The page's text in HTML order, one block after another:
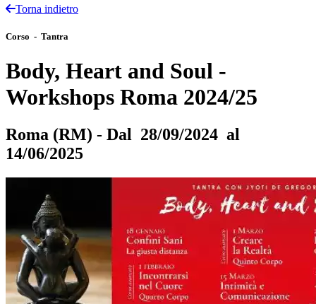
Torna indietro
Corso - Tantra
Body, Heart and Soul -
Workshops Roma 2024/25
Roma (RM) - Dal 28/09/2024 al
14/06/2025